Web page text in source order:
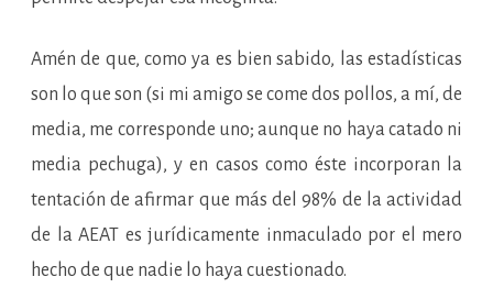
Amén de que, como ya es bien sabido, las estadísticas
son lo que son (si mi amigo se come dos pollos, a mí, de
media, me corresponde uno; aunque no haya catado ni
media pechuga), y en casos como éste incorporan la
tentación de afirmar que más del 98% de la actividad
de la AEAT es jurídicamente inmaculado por el mero
hecho de que nadie lo haya cuestionado.